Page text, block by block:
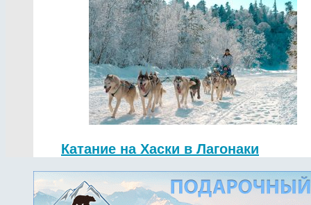
Катание на Хаски в Лагонаки